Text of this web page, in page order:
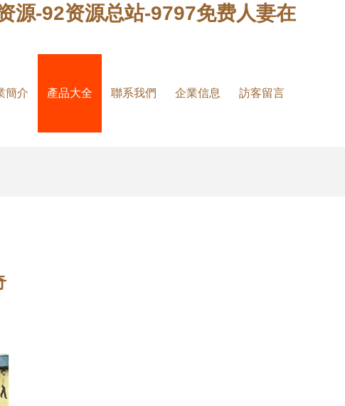
源-92资源总站-9797免费人妻在
簡介 產品大全 聯系我們 企業信息 訪客留言